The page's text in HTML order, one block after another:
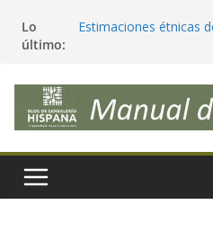
Lo
último:
Estimaciones étnicas
¿Deberíamos cambiar
reflejen realmente
Antepasados